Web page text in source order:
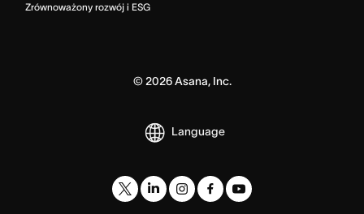
Zrównoważony rozwój i ESG
© 2026Asana, Inc.
Language